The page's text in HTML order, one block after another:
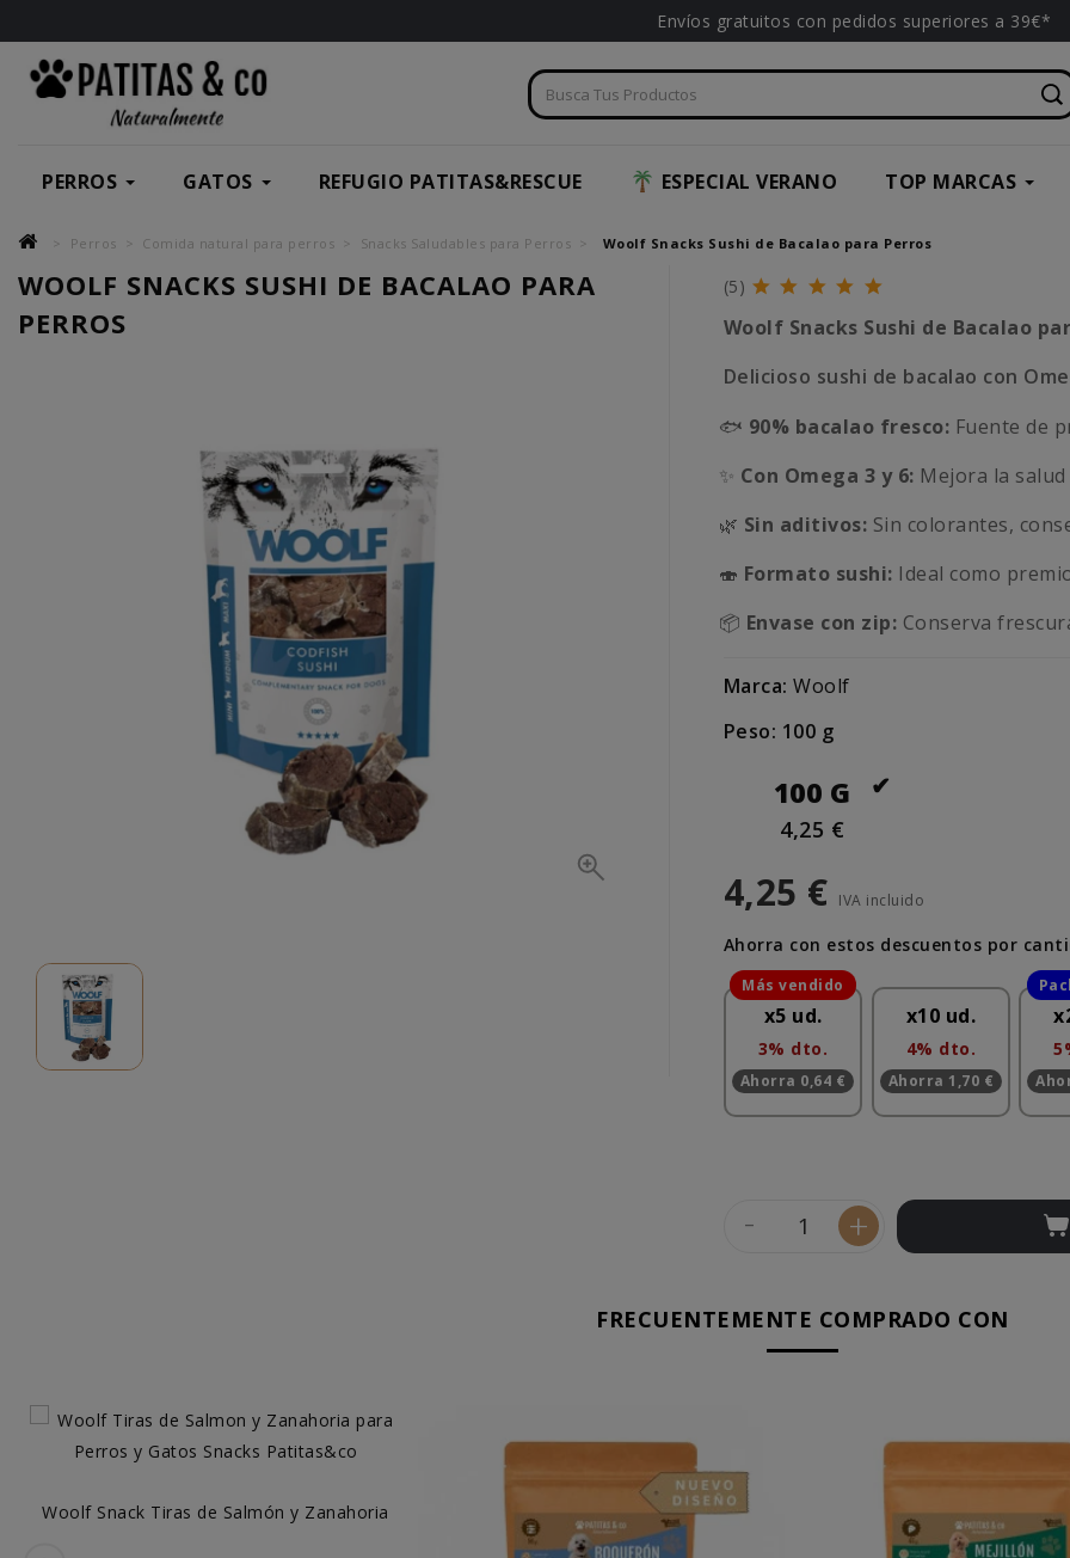
Envíos gratuitos con pedidos superiores a 39€*
PERROS GATOS REFUGIO PATITAS&RESCUE ESPECIAL VERANO TOP MARCAS
Perros Comida natural para perros Snacks Saludables para Perros Woolf Snacks Sushi de Bacalao para Perros
WOOLF SNACKS SUSHI DE BACALAO PARA
PERROS
(5)
Woolf Snacks Sushi de Bacalao
Delicioso sushi de bacalao con
🐟 90% bacalao fresco: Fuente de
✨ Con Omega 3 y 6: Mejora la
🌿 Sin aditivos: Sin colorantes,
🍣 Formato sushi: Ideal como
📦 Envase con zip: Conserva
Marca: Woolf
Peso: 100 g
100 G
4,25 €
4,25 € IVA incluido
Ahorra con estos descuentos por
x5 ud.
3% dto.
Ahorra 0,64 €
x10 ud.
4% dto.
Ahorra 1,70 €
- +
FRECUENTEMENTE COMPRADO CON
Woolf Snack Tiras de Salmón y Zanahoria